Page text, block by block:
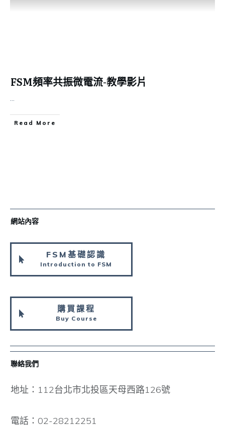
FSM頻率共振微電流-教學影片
...
Read More
網站內容
FSM基礎認識
Introduction to FSM
購買課程
Buy Course
聯絡我們
地址：112台北市北投區天母西路126號
電話：02-28212251